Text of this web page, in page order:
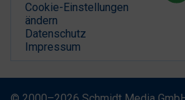
Cookie-Einstellungen
ändern
Datenschutz
Impressum